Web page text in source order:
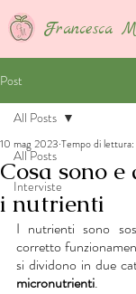
Francesca
Post
All Posts
Interviste
All Posts
Cosa sono e
i nutrienti
10 mag 2023 Tempo di
I nutrienti sono
corretto
si dividono in due
micronutrienti.